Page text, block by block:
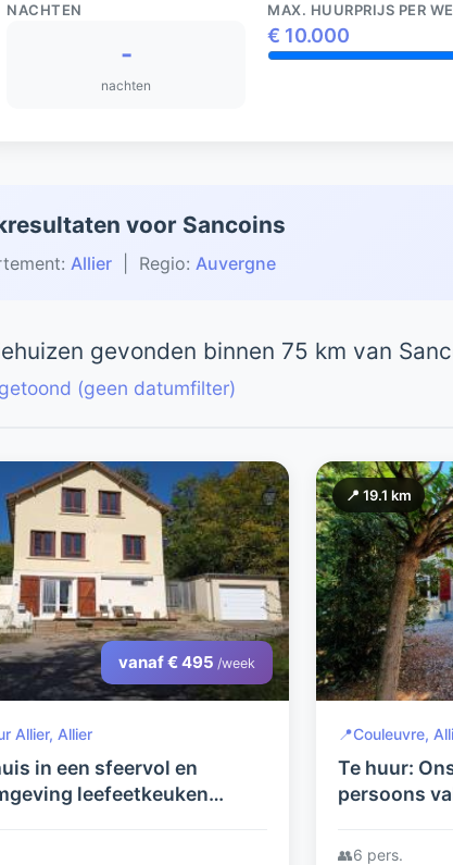
NACHTEN
-
nachten
MAX. HUURPRIJS PER
€ 10.000
voor Sancoins
Allier | Regio: Auvergne
gevonden binnen 75 km van
(geen datumfilter)
vanaf € 495 /week
Allier, Allier
in een sfeervol en
U kunt wandelend naar de
📍 19.1 km
📍Couleuvre,
Te huur:
persoons
kinderen,
👥6 pers.